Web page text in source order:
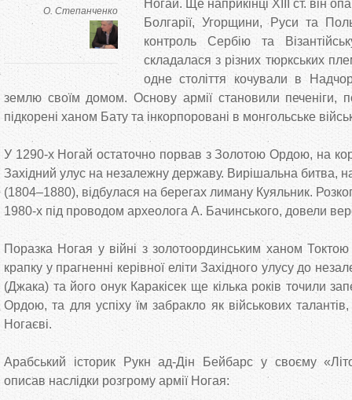
О. Степанченко
Ногай. Ще наприкінці XIII ст. він
Болгарії, Угорщини, Руси та
контроль Сербію та
складалася з різних тюркських
одне століття кочували в
землю своїм домом. Основу армії становили печеніги,
підкорені ханом Бату та інкорпоровані в монгольське
У 1290-х Ногай остаточно порвав з Золотою Ордою, на
Західний улус на незалежну державу. Вирішальна битва,
(1804–1880), відбулася на берегах лиману Куяльник.
1980-х під проводом археолога А. Бачинського, довели
Поразка Ногая у війні з золотоординським ханом
крапку у прагненні керівної еліти Західного улусу до
(Джака) та його онук Каракісек ще кілька років точили
Ордою, та для успіху їм забракло як військових
Ногаєві.
Арабський історик Рукн ад-Дін Бейбарс у своєму
описав наслідки розгрому армії Ногая: